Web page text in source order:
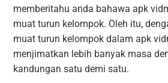
memberitahu anda bahawa apk
muat turun kelompok. Oleh itu,
muat turun kelompok dalam apk
menjimatkan lebih banyak masa
kandungan satu demi satu.